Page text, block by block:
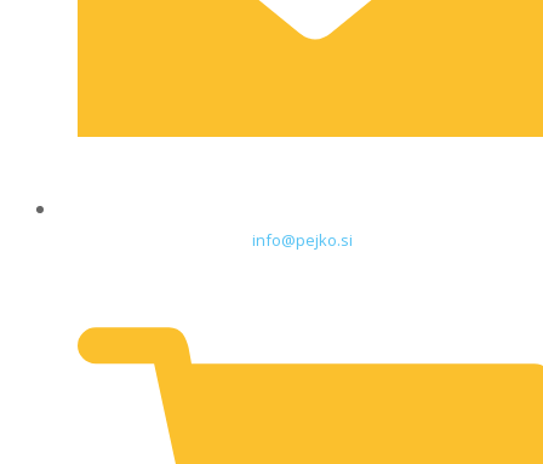
info@pejko.si